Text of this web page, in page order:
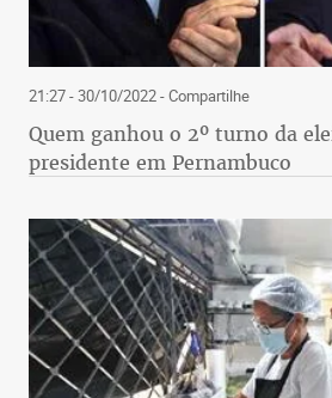
21:27 - 30/10/2022- Compartilhe
Quem ganhou o 2º turno da
presidente em Pernambuco